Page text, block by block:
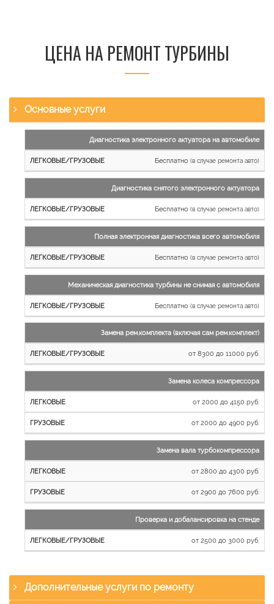
ЦЕНА НА РЕМОНТ ТУРБИНЫ
Основные услуги
работы
Легковые
и
Грузовые
автомобили
Диагностика электронного актуатора на автомобиле
Бесплатно (в случае ремонта авто)
Диагностика снятого электронного актуатора
Бесплатно (в случае ремонта авто)
Полная электронная диагностика всего автомобиля
Бесплатно (в случае ремонта авто)
Механическая диагностика турбины не снимая с автомобиля
Бесплатно (в случае ремонта авто)
Замена рем.комплекта (включая сам рем.комплект)
от 8300 до 11000 руб.
Замена колеса компрессора
от 2000 до 4150 руб.
от 2000 до 4900 руб.
Замена вала турбокомпрессора
от 2800 до 4300 руб.
от 2900 до 7600 руб.
Проверка и добалансировка на стенде
от 2500 до 3000 руб.
Дополнительные услуги по ремонту